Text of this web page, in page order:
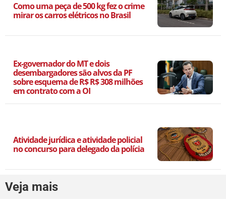
Como uma peça de 500 kg fez o crime
mirar os carros elétricos no Brasil
Ex-governador do MT e dois
desembargadores são alvos da PF
sobre esquema de R$ R$ 308 milhões
em contrato com a OI
Atividade jurídica e atividade policial
no concurso para delegado da polícia
Veja mais